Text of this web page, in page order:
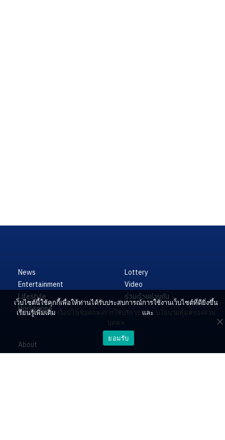
News
Entertainment
Lifestyle
Horoscope
Lottery
Video
ร่วมด้วยช่วยกัน
About
Contact
เว็บไซต์นี้ใช้คุกกี้เพื่อให้ท่านได้รับประสบการณ์การใช้งานเว็บไซต์ที่ดียิ่งขึ้น
เรียนรู้เพิ่มเติม เงื่อนไขข้อตกลงการใช้บริการ และ นโยบายคุ้มครองส่วน
บุคคล
ยอมรับ